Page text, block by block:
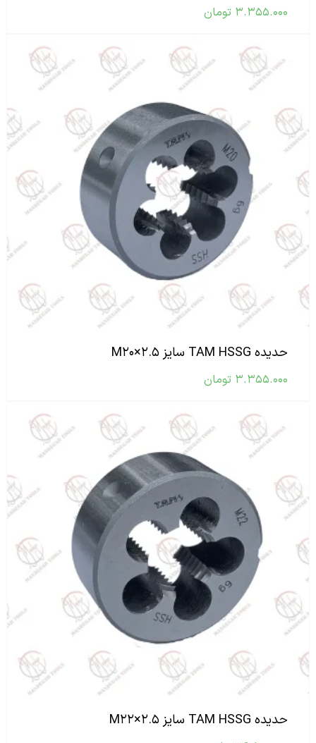
۳.۳۵۵.۰۰۰ تومان
حدیده TAM HSSG سایز M۲۰×۲.۵
۳.۳۵۵.۰۰۰ تومان
حدیده TAM HSSG سایز M۲۲×۲.۵